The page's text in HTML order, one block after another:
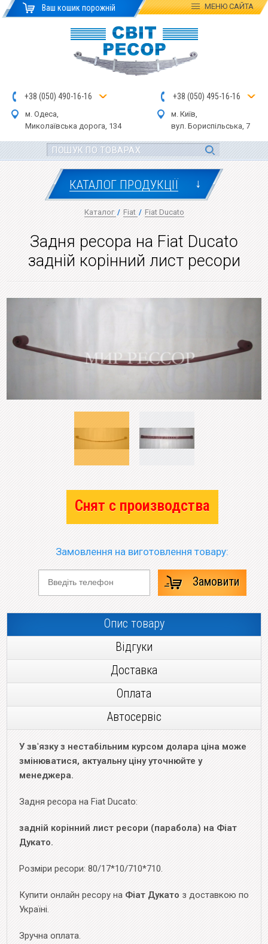
Ваш кошик порожній МЕНЮСАЙТА
+38 (050) 490-16-16
м. Одеса,
Миколаївська дорога, 134
+38 (050) 495-16-16
м. Київ,
вул. Бориспільська, 7
КАТАЛОГ ПРОДУКЦІЇ ↓
Каталог / Fiat / Fiat Ducato
Задня ресора на Fiat Ducato
задній корінний лист ресори
Снят с производства
Замовлення на виготовлення товару:
Замовити
Опис товару
Відгуки
Доставка
Оплата
Автосервіс
У зв'язку з нестабільним курсом долара ціна може
змінюватися, актуальну ціну уточнюйте у
менеджера.
Задня ресора на Fiat Ducato:
задній корінний лист ресори (парабола) на Фіат
Дукато.
Розміри ресори: 80/17*10/710*710.
Купити онлайн ресору на Фіат Дукато з доставкою по
Україні.
Зручна оплата.